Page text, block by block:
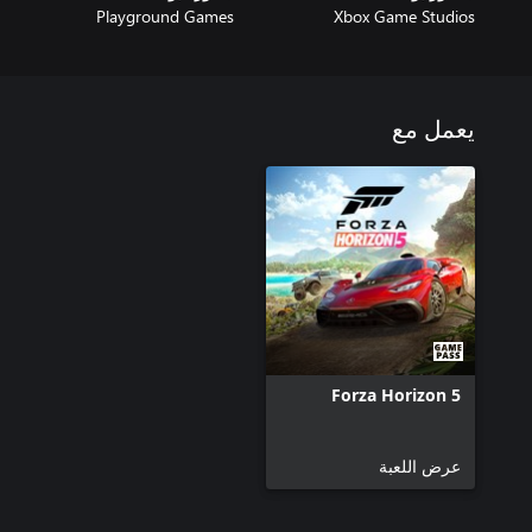
Xbox Game Studios
Playground Games
يعمل مع
Forza Horizon 5
عرض اللعبة